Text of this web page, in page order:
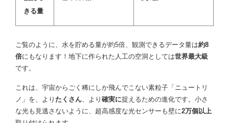
きる量
ご覧のように、水を貯める量が約5倍、観測できるデータ量は約8
倍にもなります！地下に作られた人工の空洞としては世界最大級
です。
これは、宇宙からごく稀にしか飛んでこない素粒子「ニュートリ
ノ」を、より たくさん 、より 確実に捉えるための進化です。小さ
な光も見逃さないように、超高感度な光センサーも壁に2万個以上